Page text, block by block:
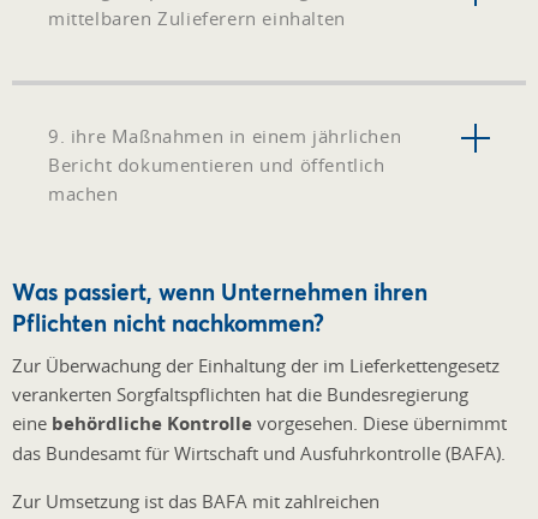
mittelbaren Zulieferern einhalten
9. ihre Maßnahmen in einem jährlichen
Bericht dokumentieren und öffentlich
machen
Was passiert, wenn Unternehmen ihren
Pflichten nicht nachkommen?
Zur Überwachung der Einhaltung der im Lieferkettengesetz
verankerten Sorgfaltspflichten hat die Bundesregierung
eine behördliche Kontrolle vorgesehen. Diese übernimmt
das Bundesamt für Wirtschaft und Ausfuhrkontrolle (BAFA).
Zur Umsetzung ist das BAFA mit zahlreichen